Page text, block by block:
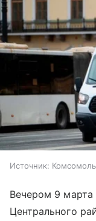
Источник:
Вечером 9 марта
Центрального